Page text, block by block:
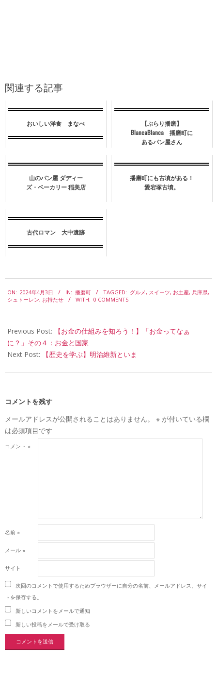
関連する記事
おいしい洋食 まなべ
【ぶらり播磨】
BlancaBlanca 播磨町に
あるパン屋さん
山のパン屋 ダディー
ズ・ベーカリー 稲美店
播磨町にも古墳がある！
愛宕塚古墳。
古代ロマン 大中遺跡
04-
ON: 2024年4月3日 IN: 播磨町 TAGGED: グルメ, スイーツ, お土産, 兵庫県,
シュトーレン, お持たせ WITH: 0 COMMENTS
Previous Post:
【お金の仕組みを知ろう！】「お金ってなぁ
に？」その４：お金と国家
Next Post:
【歴史を学ぶ】明治維新といま
コメントを残す
メールアドレスが公開されることはありません。
※ が付いている欄
は必須項目です
コメント ※
名前 ※
メール ※
サイト
次回のコメントで使用するためブラウザーに自分の名前、メールアドレス、サイ
トを保存する。
新しいコメントをメールで通知
新しい投稿をメールで受け取る